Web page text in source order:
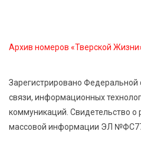
Владимир Васильев получил
7 Авг 2026 13:32 273
В Старице состоится
авиамоделей
Архив номеров «Тверской
Зарегистрировано
связи, информационных
коммуникаций. Свидетельство о
массовой информации ЭЛ